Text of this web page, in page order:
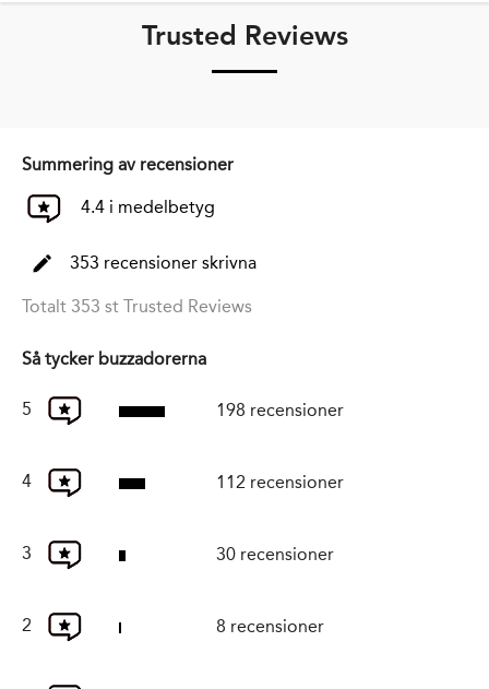
Trusted Reviews
Summering av recensioner
4.4 i medelbetyg
353 recensioner skrivna
Totalt 353 st Trusted Reviews
Så tycker buzzadorerna
5 198 recensioner
4 112 recensioner
3 30 recensioner
2 8 recensioner